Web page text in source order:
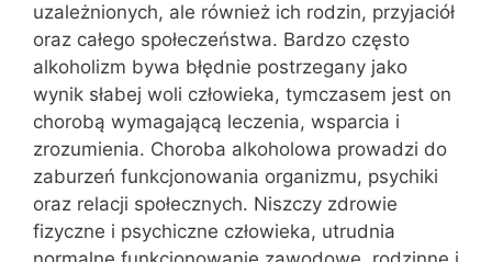
uzależnionych, ale również ich rodzin, przyjaciół
oraz całego społeczeństwa. Bardzo często
alkoholizm bywa błędnie postrzegany jako
wynik słabej woli człowieka, tymczasem jest on
chorobą wymagającą leczenia, wsparcia i
zrozumienia. Choroba alkoholowa prowadzi do
zaburzeń funkcjonowania organizmu, psychiki
oraz relacji społecznych. Niszczy zdrowie
fizyczne i psychiczne człowieka, utrudnia